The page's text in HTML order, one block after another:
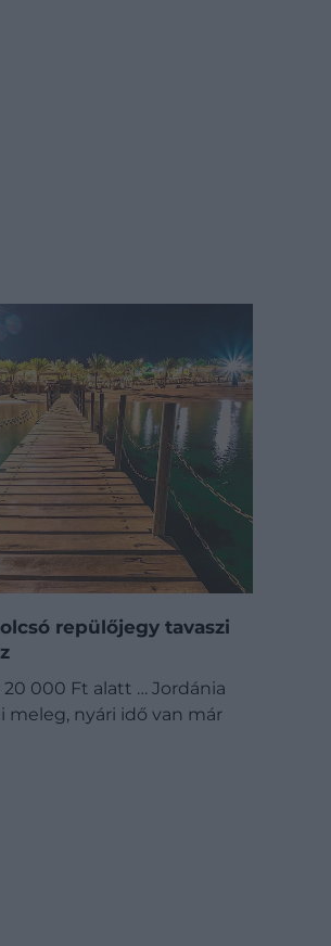
repülőjegy tavaszi
000 Ft alatt … Jordánia
meleg, nyári idő van már